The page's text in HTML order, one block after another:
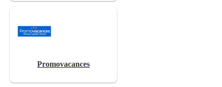
Promovacances